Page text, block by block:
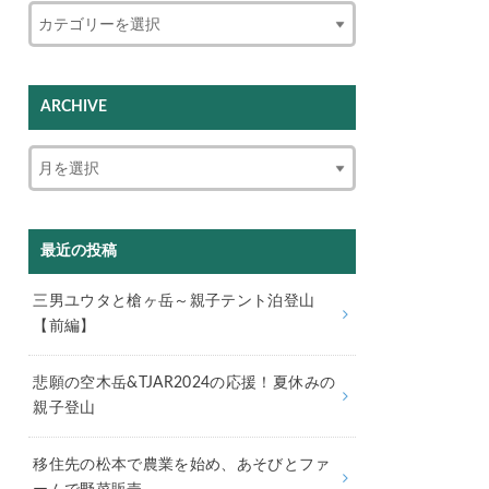
ARCHIVE
最近の投稿
三男ユウタと槍ヶ岳～親子テント泊登山
【前編】
悲願の空木岳&TJAR2024の応援！夏休みの
親子登山
移住先の松本で農業を始め、あそびとファ